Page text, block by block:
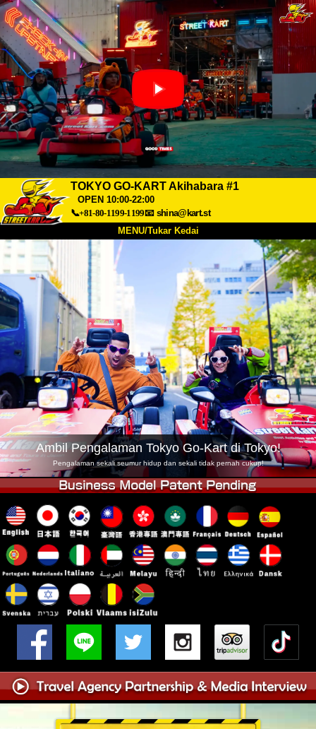
TOKYO GO-KART Akihabara #1
OPEN 10:00-22:00
📞+81-80-1199-1199📧 shina@kart.st
MENU/Tukar Kedai
Tentang Spesifikasi Harga
Akses Soalan Lazim
Syarikat Tempahan
Tukar Kedai
Tokyo Shinagawa Tokyo Akihabara#1
Tokyo Akihabara#2 Tokyo Shibuya
Tokyo Shibuya Annex Tokyo Bay
Tokyo Asakusa Osaka
Okinawa
Ambil Pengalaman Tokyo Go-Kart di Tokyo!
Pengalaman sekali seumur hidup dan sekali tidak pernah cukup!